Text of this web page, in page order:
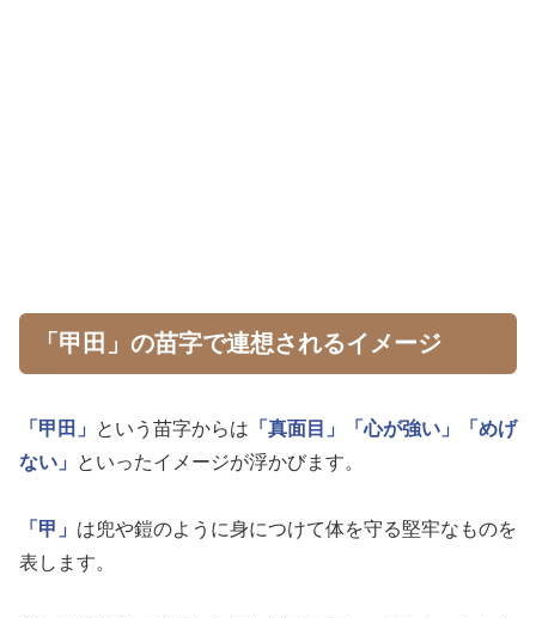
「甲田」の苗字で連想されるイメージ
「甲田」 という苗字からは 「真面目」 「心が強い」
「めげ
ない」
といったイメージが浮かびます。
「甲」 は兜や鎧のように身につけて体を守る堅牢なものを
表します。